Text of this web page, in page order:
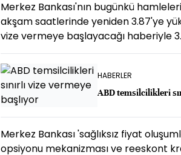
Merkez Bankası'nın bugünkü
akşam saatlerinde yeniden 3.87'ye
vize vermeye başlayacağı haberiyle
HABERLER
ABD temsilcilikleri
Merkez Bankası 'sağlıksız fiyat
opsiyonu mekanizması ve reeskont